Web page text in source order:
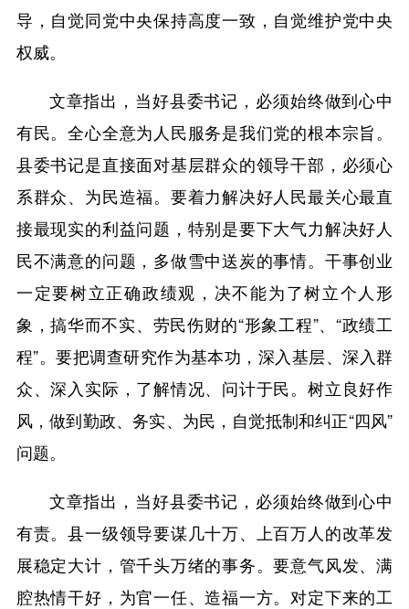
导，自觉同党中央保持高度一致，自觉维护党中央
权威。
文章指出，当好县委书记，必须始终做到心中
有民。全心全意为人民服务是我们党的根本宗旨。
县委书记是直接面对基层群众的领导干部，必须心
系群众、为民造福。要着力解决好人民最关心最直
接最现实的利益问题，特别是要下大气力解决好人
民不满意的问题，多做雪中送炭的事情。干事创业
一定要树立正确政绩观，决不能为了树立个人形
象，搞华而不实、劳民伤财的“形象工程”、“政绩工
程”。要把调查研究作为基本功，深入基层、深入群
众、深入实际，了解情况、问计于民。树立良好作
风，做到勤政、务实、为民，自觉抵制和纠正“四风”
问题。
文章指出，当好县委书记，必须始终做到心中
有责。县一级领导要谋几十万、上百万人的改革发
展稳定大计，管千头万绪的事务。要意气风发、满
腔热情干好，为官一任、造福一方。对定下来的工